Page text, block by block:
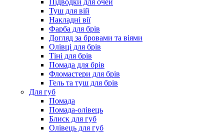
Підводки для очей
Туш для вій
Накладні вії
Фарба для брів
Догляд за бровами та віями
Олівці для брів
Тіні для брів
Помада для брів
Фломастери для брів
Гель та туш для брів
Для губ
Помада
Помада-олівець
Блиск для губ
Олівець для губ